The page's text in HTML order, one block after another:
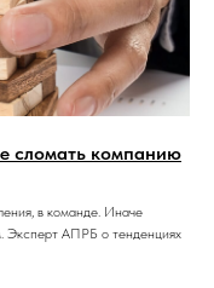
сломать компанию
в команде. Иначе
Эксперт АПРБ о тенденциях